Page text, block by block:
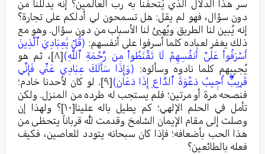
سر هذا الدلال الذي يُتحفنا به رب العالمين؟ إنه يدللنا من
دون سؤال، فهو لم يقل: هل تسمحون لي أدلكم على تجارة؟
إنه يُبين لنا الطريق ويُهيئ لنا الأسباب من دون سؤال. وهو مع
ذلك يغفر لعباده كلما أسرفوا على أنفسهم: (قُلۡ يَٰعِبَادِيَ ٱلَّذِينَ
أَسۡرَفُواْ عَلَىٰٓ أَنفُسِهِمۡ لَا تَقۡنَطُواْ مِن رَّحۡمَةِ ٱللَّهِ)[٨]
، ثم هو
يُجيبهم كلما نادوه وسألوه: (وَإِذَا سَأَلَكَ عِبَادِي عَنِّي فَإِنِّي
قَرِيبٌۖ أُجِيبُ دَعۡوَةَ ٱلدَّاعِ إِذَا دَعَانِ)[٩]
. لو كان لأحدنا خادم؛
فنصحه مرة أو مرتين؛ فلم يستجب له طرده من المنزل. ولكن
تأمل في الحلم الإلهي؛ كم يطيل باله علينا[١٠]
؟ ولهذا إن
وصلت إلى مقام الإيمان الشامخ وقدمت لله قرباناً يتحظى من
هذا الحب بأضعافه؛ فإذا كان سبحانه يتودد للعاصين، فكيف
فعله بالطائعين؟